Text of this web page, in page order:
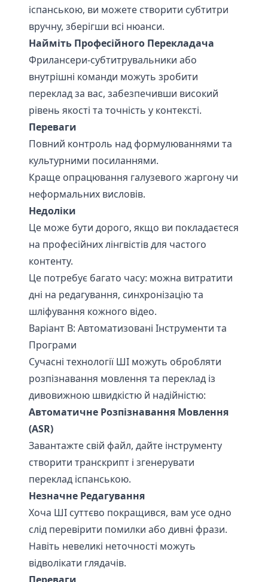
іспанською, ви можете створити субтитри
вручну, зберігши всі нюанси.
Найміть Професійного Перекладача
Фрилансери-субтитрувальники або
внутрішні команди можуть зробити
переклад за вас, забезпечивши високий
рівень якості та точність у контексті.
Переваги
Повний контроль над формулюваннями та
культурними посиланнями.
Краще опрацювання галузевого жаргону чи
неформальних висловів.
Недоліки
Це може бути дорого, якщо ви покладаєтеся
на професійних лінгвістів для частого
контенту.
Це потребує багато часу: можна витратити
дні на редагування, синхронізацію та
шліфування кожного відео.
Варіант B: Автоматизовані Інструменти та
Програми
Сучасні технології ШІ можуть обробляти
розпізнавання мовлення та переклад із
дивовижною швидкістю й надійністю:
Автоматичне Розпізнавання Мовлення
(ASR)
Завантажте свій файл, дайте інструменту
створити транскрипт і згенерувати
переклад іспанською.
Незначне Редагування
Хоча ШІ суттєво покращився, вам усе одно
слід перевірити помилки або дивні фрази.
Навіть невеликі неточності можуть
відволікати глядачів.